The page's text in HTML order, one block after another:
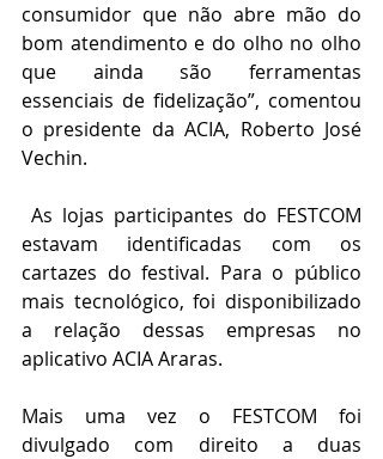
consumidor que não abre mão do
bom atendimento e do olho no olho
que ainda são ferramentas
essenciais de fidelização”, comentou
o presidente da ACIA, Roberto José
Vechin.
estavam identificadas com os
cartazes do festival. Para o público
mais tecnológico, foi disponibilizado
a relação dessas empresas no
aplicativo ACIA Araras.
Mais uma vez o FESTCOM foi
divulgado com direito a duas